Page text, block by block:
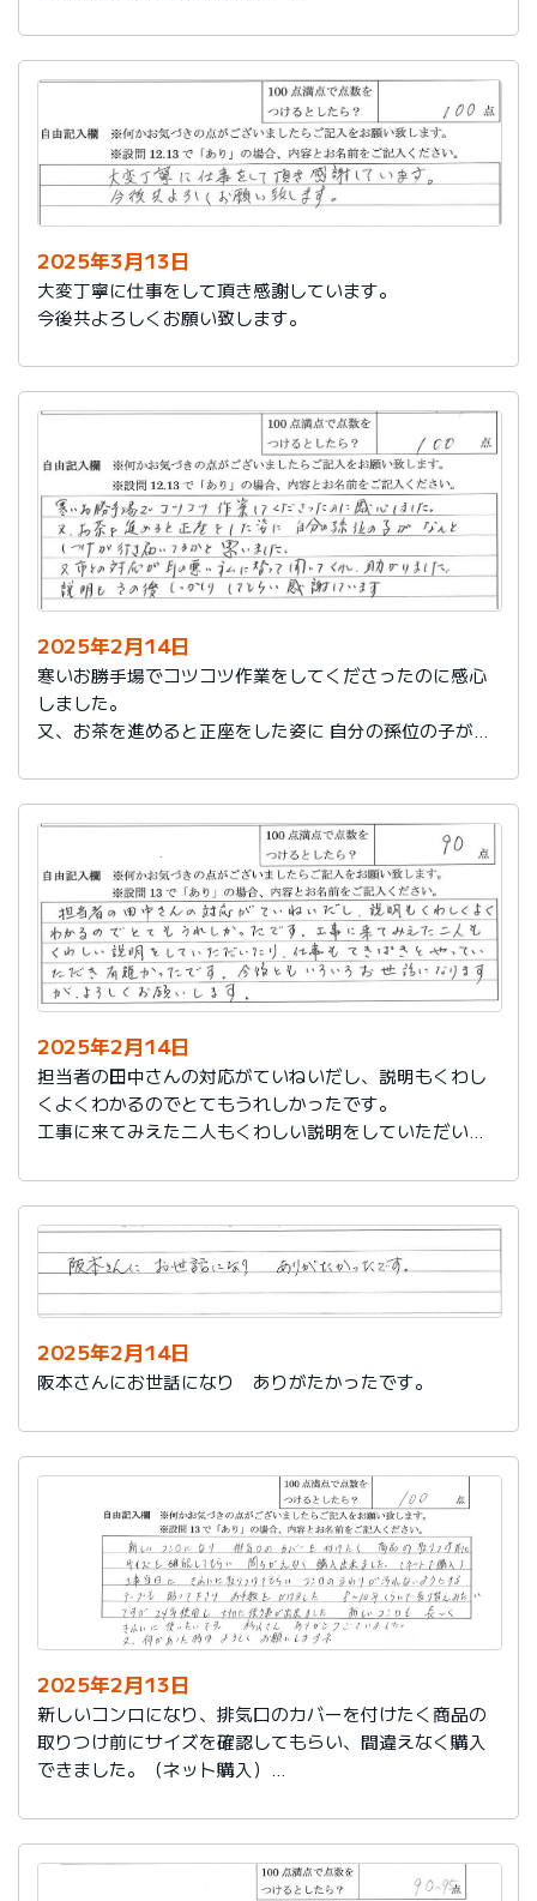
うと思いました。
2025年3月13日
大変丁寧に仕事をして頂き感謝しています。
今後共よろしくお願い致します。
2025年2月14日
寒いお勝手場でコツコツ作業をしてくださったのに感心
しました。
又、お茶を進めると正座をした姿に 自分の孫位の子がな
又、市との対応が耳の悪い私に代わって聞いてくれ助か
りました。
説明もその後しっかりしてもらい感謝しています。
2025年2月14日
担当者の田中さんの対応がていねいだし、説明もくわし
くよくわかるのでとてもうれしかったです。
工事に来てみえた二人もくわしい説明をしていただいた
今後ともいろいろお世話になりますが、よろしくお願い
します。
2025年2月14日
阪本さんにお世話になり ありがたかったです。
2025年2月13日
新しいコンロになり、排気口のカバーを付けたく商品の
取りつけ前にサイズを確認してもらい、間違えなく購入
できました。（ネット購入）
汚れないようにするテープも貼って下さりお手数をかけ
ました。
８～10年くらいで取り替えみたいですが、24年使用し大